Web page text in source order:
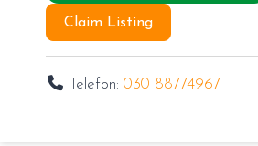
Claim Listing
Telefon:030 88774967